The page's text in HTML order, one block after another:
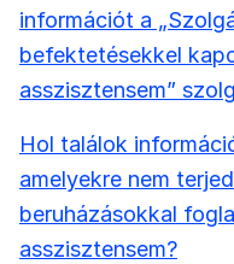
információt a
befektetésekkel
asszisztensem”
Hol találok
amelyekre nem
beruházásokkal
asszisztensem?